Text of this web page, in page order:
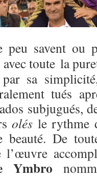
peu savent
toute la
par sa
tués
subjugués,
olés le rythme
beauté. De
l’œuvre
Ymbro